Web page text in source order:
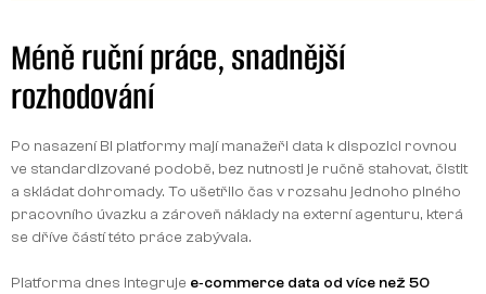
Méně ruční práce, snadnější
rozhodování
Po nasazení BI platformy mají manažeři data k dispozici rovnou
ve standardizované podobě, bez nutnosti je ručně stahovat, čistit
a skládat dohromady. To ušetřilo čas v rozsahu jednoho plného
pracovního úvazku a zároveň náklady na externí agenturu, která
se dříve částí této práce zabývala.
Platforma dnes integruje e‑commerce data od více než 50